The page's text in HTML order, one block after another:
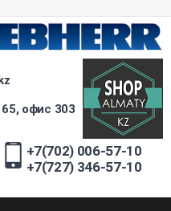
+7(702) 006-57-10
+7(727) 346-57-10
офис 303